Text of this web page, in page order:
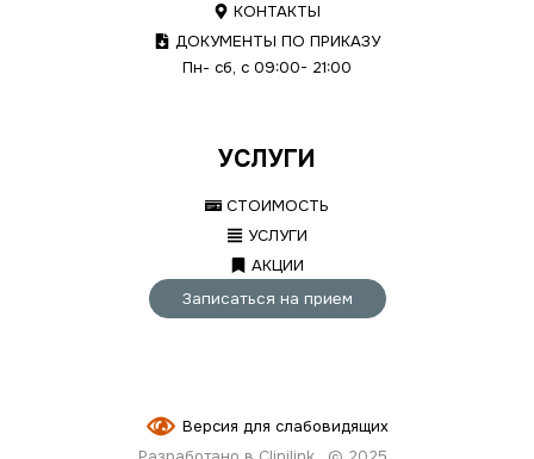
КОНТАКТЫ
ДОКУМЕНТЫ ПО ПРИКАЗУ
Пн- сб, с 09:00- 21:00
УСЛУГИ
СТОИМОСТЬ
УСЛУГИ
АКЦИИ
Записаться на прием
Версия для слабовидящих